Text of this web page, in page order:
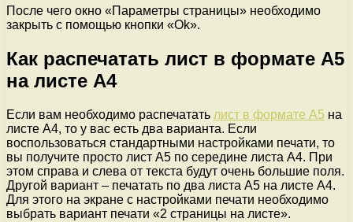
После чего окно «Параметры страницы» необходимо
закрыть с помощью кнопки «Ok».
Как распечатать лист в формате A5
на листе A4
Если вам необходимо распечатать лист в формате A5 на
листе A4, то у вас есть два варианта. Если
воспользоваться стандартными настройками печати, то
вы получите просто лист A5 по середине листа A4. При
этом справа и слева от текста будут очень большие поля.
Другой вариант – печатать по два листа A5 на листе A4.
Для этого на экране с настройками печати необходимо
выбрать вариант печати «2 страницы на листе».